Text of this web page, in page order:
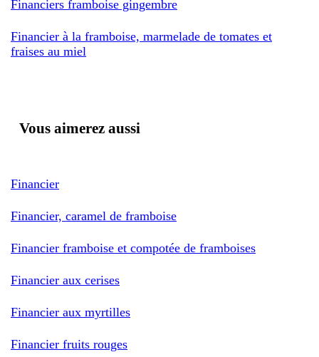
Financiers framboise gingembre
Financier à la framboise, marmelade de tomates et
fraises au miel
Vous aimerez aussi
Financier
Financier, caramel de framboise
Financier framboise et compotée de framboises
Financier aux cerises
Financier aux myrtilles
Financier fruits rouges